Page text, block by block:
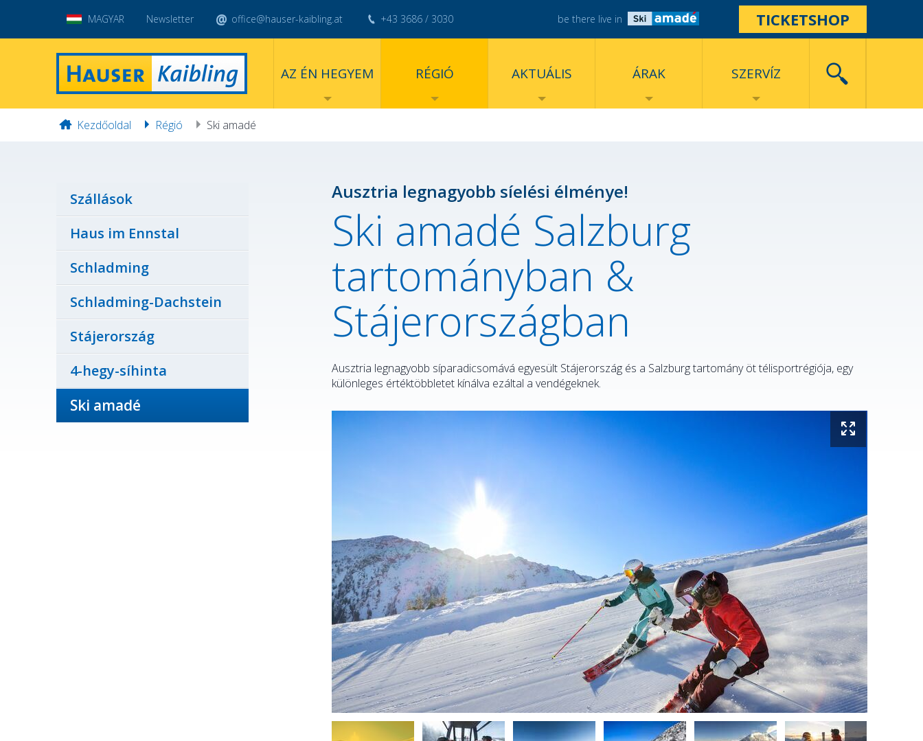
MAGYAR Newsletter office@hauser-kaibling.at +43 3686 / 3030 TICKETSHOP
be there live in
AZ ÉN HEGYEM RÉGIÓ AKTUÁLIS ÁRAK SZERVÍZ
Kezdőoldal Régió Ski amadé
Szállások
Haus im Ennstal
Schladming
Schladming-Dachstein
Stájerország
4-hegy-síhinta
Ski amadé
Ausztria legnagyobb síelési élménye!
Ski amadé Salzburg
tartományban &
Stájerországban
Ausztria legnagyobb síparadicsomává egyesült Stájerország és a Salzburg tartomány öt télisportrégiója, egy
különleges értéktöbbletet kínálva ezáltal a vendégeknek.